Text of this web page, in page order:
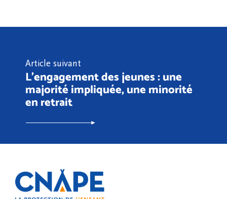
Article suivant
L'engagement des jeunes : une
majorité impliquée, une minorité
en retrait